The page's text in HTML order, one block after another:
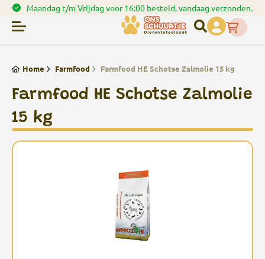
Spaar punten bij uw bestellingen
Home Farmfood Farmfood HE Schotse Zalmolie 15 kg
Farmfood HE Schotse Zalmolie
15 kg